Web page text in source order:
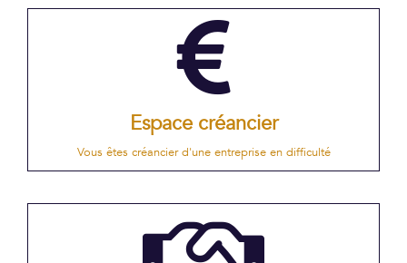
Espace créancier
Vous êtes créancier d'une entreprise en difficulté